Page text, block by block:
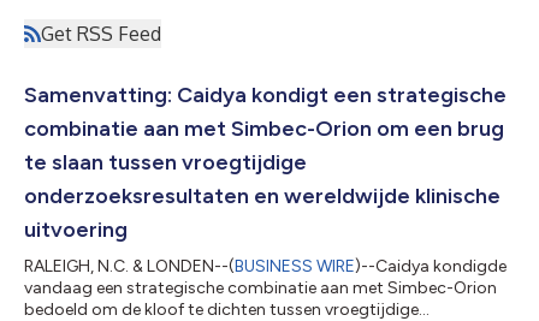
Get RSS Feed
Samenvatting: Caidya kondigt een strategische
combinatie aan met Simbec-Orion om een brug
te slaan tussen vroegtijdige
onderzoeksresultaten en wereldwijde klinische
uitvoering
RALEIGH, N.C. & LONDEN--(BUSINESS WIRE)--Caidya kondigde
vandaag een strategische combinatie aan met Simbec-Orion
bedoeld om de kloof te dichten tussen vroegtijdige